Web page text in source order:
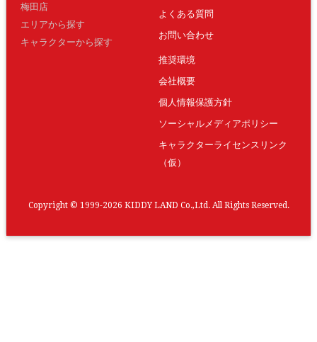
梅田店
エリアから探す
キャラクターから探す
よくある質問
お問い合わせ
推奨環境
会社概要
個人情報保護方針
ソーシャルメディアポリシー
キャラクターライセンスリンク
（仮）
Copyright © 1999-2026 KIDDY LAND Co.,Ltd. All Rights Reserved.